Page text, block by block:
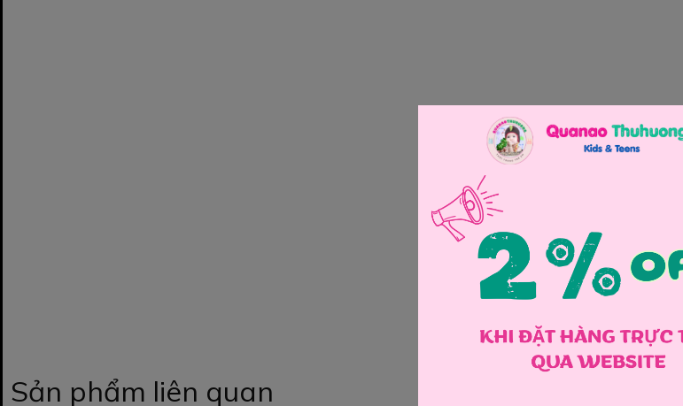
Sản phẩm liên quan